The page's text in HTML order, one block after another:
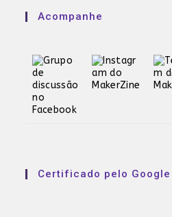
Acompanhe
Certificado pelo Google